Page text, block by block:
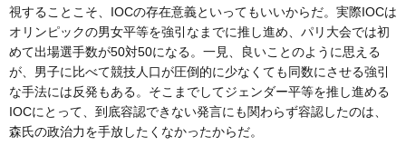
視することこそ、IOCの存在意義といってもいいからだ。実際IOCは
オリンピックの男女平等を強引なまでに推し進め、パリ大会では初
めて出場選手数が50対50になる。一見、良いことのように思える
が、男子に比べて競技人口が圧倒的に少なくても同数にさせる強引
な手法には反発もある。そこまでしてジェンダー平等を推し進める
IOCにとって、到底容認できない発言にも関わらず容認したのは、
森氏の政治力を手放したくなかったからだ。